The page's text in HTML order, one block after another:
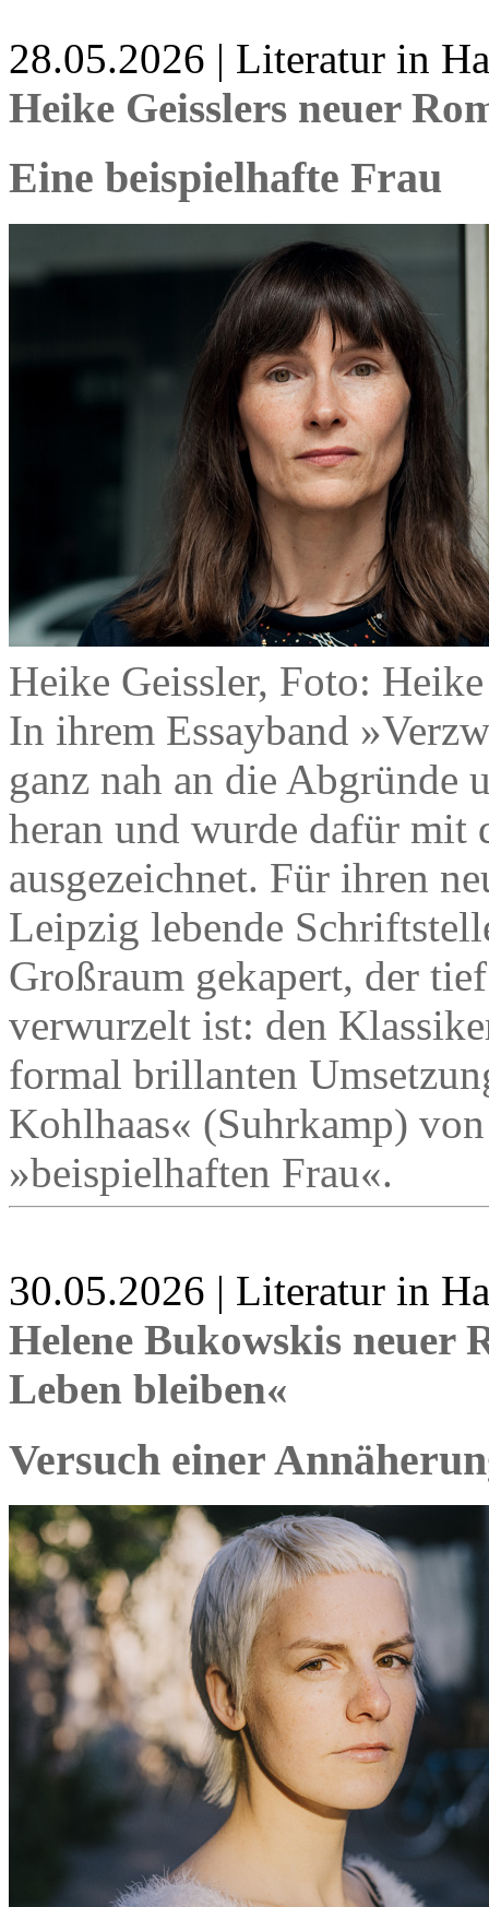
28.05.2026 | Literatur in
Heike Geisslers neuer
Eine beispielhafte Frau
Heike Geissler, Foto:
In ihrem Essayband
ganz nah an die Abgründe
heran und wurde dafür mit
ausgezeichnet. Für ihren
Leipzig lebende
Großraum gekapert, der
verwurzelt ist: den
formal brillanten
Kohlhaas« (Suhrkamp)
»beispielhaften Frau«.
30.05.2026 | Literatur in
Helene Bukowskis neuer
Leben bleiben«
Versuch einer